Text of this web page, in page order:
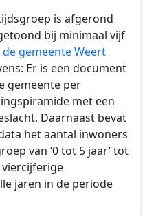
is afgerond
bij minimaal vijf
gemeente Weert
Er is een document
gemeente per
met een
Daarnaast bevat
het aantal inwoners
van ‘0 tot 5 jaar’ tot
viercijferige
jaren in de periode